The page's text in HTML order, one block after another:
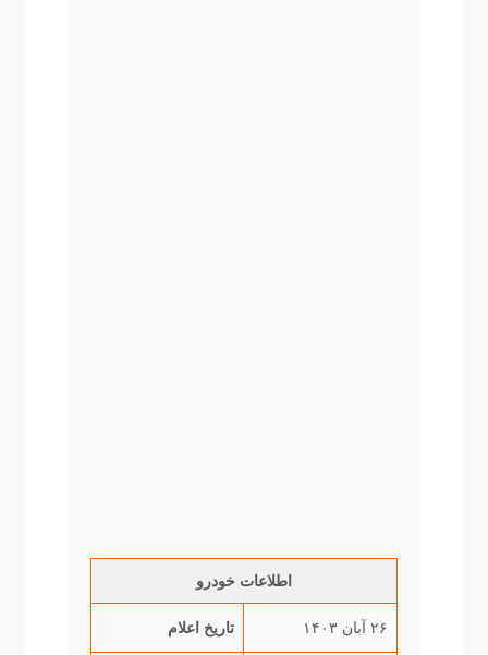
اطلاعات خودرو
۲۶ آبان ۱۴۰۳ تاریخ اعلام